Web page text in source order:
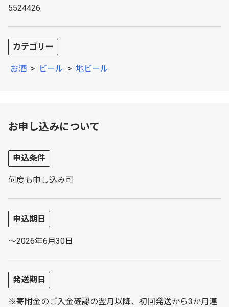
5524426
カテゴリー
お酒 > ビール > 地ビール
お申し込みについて
申込条件
何度も申し込み可
申込期日
～2026年6月30日
発送期日
※寄附金のご入金確認の翌月以降、初回発送から3か月連